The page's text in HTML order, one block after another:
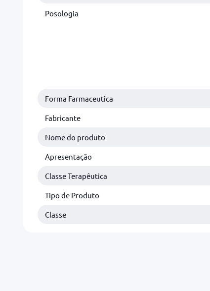
Posologia
Forma Farmaceutica
Fabricante
Nome do produto
Apresentação
Classe Terapêutica
Tipo de Produto
Classe